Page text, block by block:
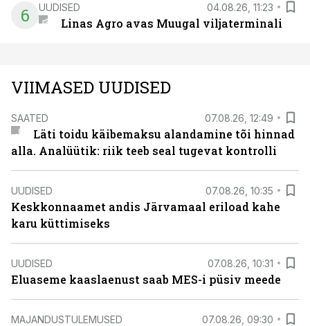
6 UUDISED 04.08.26, 11:23
Linas Agro avas Muugal viljaterminali
VIIMASED UUDISED
SAATED 07.08.26, 12:49
Läti toidu käibemaksu alandamine tõi hinnad
alla. Analüütik: riik teeb seal tugevat kontrolli
UUDISED 07.08.26, 10:35
Keskkonnaamet andis Järvamaal eriload kahe
karu küttimiseks
UUDISED 07.08.26, 10:31
Eluaseme kaaslaenust saab MES-i püsiv meede
MAJANDUSTULEMUSED 07.08.26, 09:30